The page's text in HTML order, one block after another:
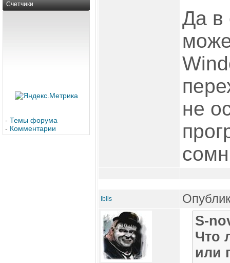
Счетчики
- Темы форума
- Комментарии
Да в
не
Iblis
S-
Что
или